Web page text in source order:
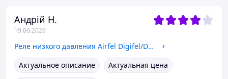
Андрій Н.
19.06.2026
Реле низкого давления Airfel Digifel/Digifix Elbi
Актуальное описание
Актуальная цена